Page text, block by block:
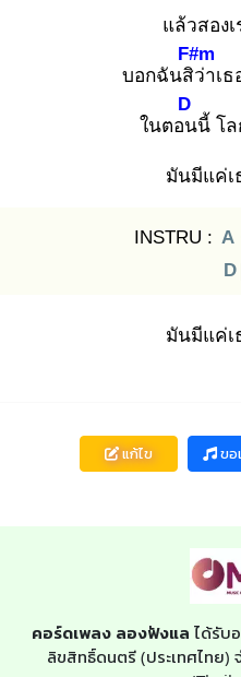
แล้วสอง
บอกฉันสิว่
F#m
าเ
ในตอน
D
นี้ โ
มันมีแค่เ
INSTRU : A
D
มันมีแค่เ
แก้ไข ขอ
คอร์ดเพลง ลองฟังแล ได้รับ
ลิขสิทธิ์ดนตรี (ประเทศไทย)